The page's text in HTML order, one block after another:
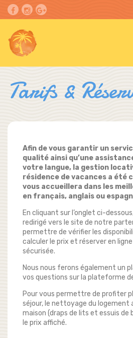
Tarifs &
Afin de vous garantir un
qualité ainsi qu’une
votre langue, la gestion
résidence de vacances a été
vous accueillera dans les
en français, anglais ou
En cliquant sur l’onglet ci-
redirigé vers le site de notre
permettre de vérifier les
calculer le prix et réserver en
sécurisée.
Nous nous ferons également un
vos questions sur la plateforme
Pour vous permettre de profiter
séjour, le nettoyage du logement
maison (draps de lits et essuis de
le prix affiché.